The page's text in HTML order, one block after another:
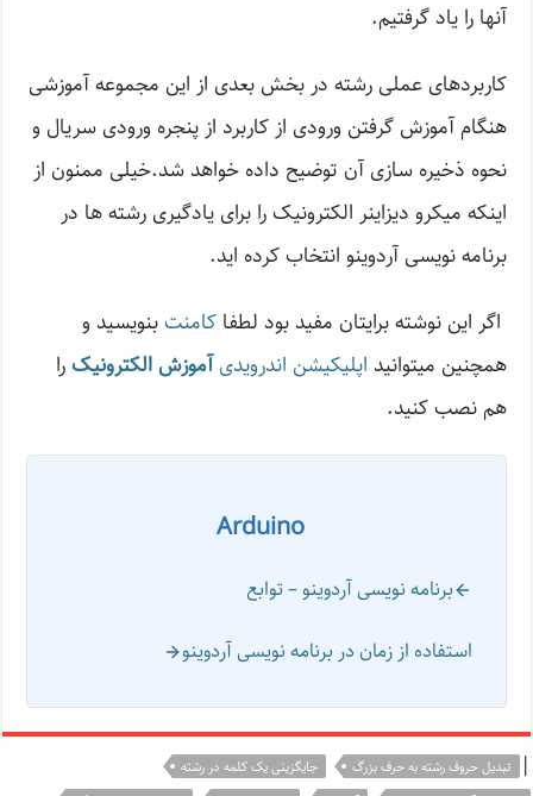
آنها را یاد گرفتیم.
کاربردهای عملی رشته در بخش بعدی از این مجموعه آموزشی
هنگام آموزش گرفتن ورودی از کاربرد از پنجره ورودی سریال و
نحوه ذخیره سازی آن توضیح داده خواهد شد.خیلی ممنون از
اینکه میکرو دیزاینر الکترونیک را برای یادگیری رشته‌ ها در
برنامه نویسی آردوینو انتخاب کرده اید.
اگر این نوشته‌ برایتان مفید بود لطفاکامنت بنویسید و
همچنین میتوانید اپلیکیشن اندرویدیآموزش الکترونیک را
هم نصب کنید.
Arduino
برنامه نویسی آردوینو – توابع
استفاده از زمان در برنامه نویسی آردوینو
| تبدیل حروف رشته به حرف بزرگ
جایگزینی یک کلمه در رشته